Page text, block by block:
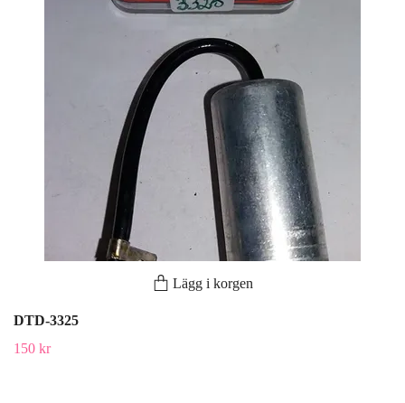
Lägg i korgen
DTD-3325
150 kr